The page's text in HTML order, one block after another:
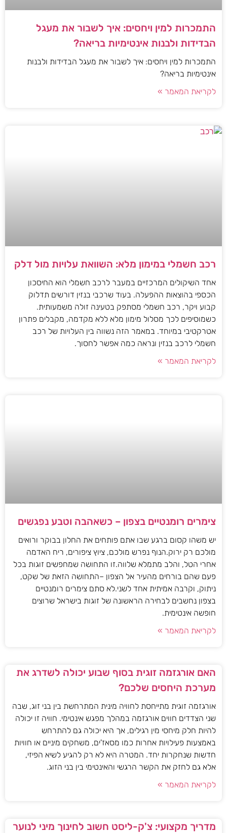
התמכרות למין ויחסים: איך לשבור את מעגל
הבדידות ולבנות אינטימיות בריאה?
התמכרות למין ויחסים: איך לשבור את מעגל הבדידות ולבנות
אינטימיות בריאה?
לקריאת המאמר »
רכב חשמלי במימון מלא: השוואת עלויות מול דלק
אחד השיקולים המרכזיים במעבר לרכב חשמלי הוא החיסכון
הכספי בהוצאות ההפעלה. בעוד שרכבי בנזין דורשים תדלוק
קבוע ויקר, רכב חשמלי מסתפק בטעינה זולה משמעותית.
כשמוסיפים לכך מסלול מימון מלא ללא מקדמה, מקבלים פתרון
אטרקטיבי במיוחד. במאמר הזה נשווה בין העלויות של רכב
חשמלי לרכב בנזין ונראה כמה אפשר לחסוך.
לקריאת המאמר »
צימרים רומנטיים בצפון – כשאהבה וטבע נפגשים
יש משהו קסום ברגע שבו אתם פותחים את החלון בבוקר ורואים
מולכם רק ירוק.הנוף נפרש מולכם, ציוץ ציפורים, ריח האדמה
אחרי הטל, והלב מתמלא שלווה.זו התחושה שמחפשים זוגות בכל
פעם שהם בורחים מהעיר אל הצפון –התחושה הזאת של שקט,
ניתוק, וקרבה אמיתית אחד לשני.לא סתם צימרים רומנטיים
בצפון נחשבים לבחירה הראשונה של זוגות בישראל שרוצים
חופשה אינטימית.
לקריאת המאמר »
האם אורגזמה זוגית בסוף שבוע יכולה לשדרג את
מערכת היחסים שלכם?
אורגזמה זוגית מתייחסת לחוויה מינית המתרחשת בין בני זוג, שבה
שני הצדדים חווים אורגזמה במהלך מפגש אינטימי. חוויה זו יכולה
להיות חלק מיחסי מין רגילים, אך היא יכולה גם להתרחש
באמצעות פעילויות אחרות כמו מסאז'ים, משחקים מיניים או חוויות
חדשות שנחקרות יחד. המטרה היא לא רק להגיע לשיא הפיזי,
אלא גם לחזק את הקשר הרגשי והאינטימי בין בני הזוג.
לקריאת המאמר »
מדריך מקצועי: צ'ק-ליסט חשוב לחינוך מיני לנוער